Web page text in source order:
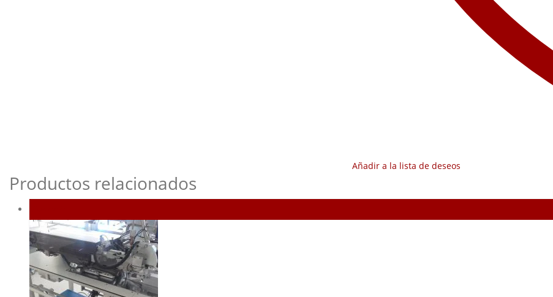
Añadir a la lista de deseos
Productos relacionados